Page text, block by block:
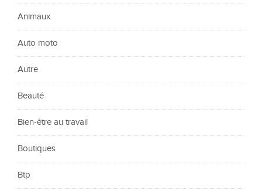
Animaux
Auto moto
Autre
Beauté
Bien-être au travail
Boutiques
Btp